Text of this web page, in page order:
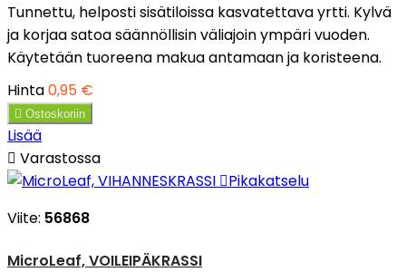
Tunnettu, helposti sisätiloissa kasvatettava yrtti. Kylvä
ja korjaa satoa säännöllisin väliajoin ympäri vuoden.
Käytetään tuoreena makua antamaan ja koristeena.
Hinta0,95 €
 Ostoskoriin
Lisää
 Varastossa
Pikakatselu
Viite: 56868
MicroLeaf, VOILEIPÄKRASSI